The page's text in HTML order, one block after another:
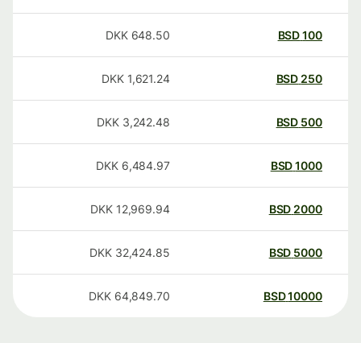
100
BSD
648.50
DKK
250
BSD
1,621.24
DKK
500
BSD
3,242.48
DKK
1000
BSD
6,484.97
DKK
2000
BSD
12,969.94
DKK
5000
BSD
32,424.85
DKK
10000
BSD
64,849.70
DKK